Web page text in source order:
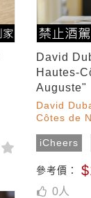
David
Hautes-
Auguste"
David
Côtes de
iCheers
參考價：
0人